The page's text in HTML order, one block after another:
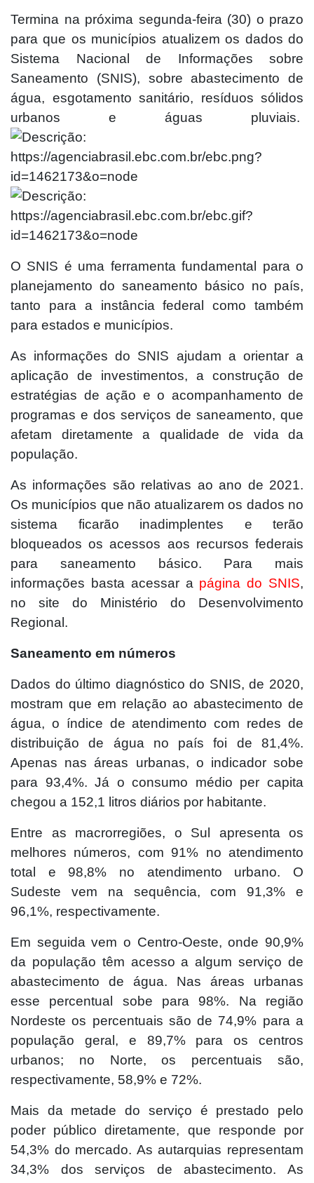
Termina na próxima segunda-feira (30) o prazo
para que os municípios atualizem os dados do
Sistema Nacional de Informações sobre
Saneamento (SNIS), sobre abastecimento de
água, esgotamento sanitário, resíduos sólidos
urbanos e águas pluviais.
O SNIS é uma ferramenta fundamental para o
planejamento do saneamento básico no país,
tanto para a instância federal como também
para estados e municípios.
As informações do SNIS ajudam a orientar a
aplicação de investimentos, a construção de
estratégias de ação e o acompanhamento de
programas e dos serviços de saneamento, que
afetam diretamente a qualidade de vida da
população.
As informações são relativas ao ano de 2021.
Os municípios que não atualizarem os dados no
sistema ficarão inadimplentes e terão
bloqueados os acessos aos recursos federais
para saneamento básico. Para mais
informações basta acessar a página do SNIS,
no site do Ministério do Desenvolvimento
Regional.
Saneamento em números
Dados do último diagnóstico do SNIS, de 2020,
mostram que em relação ao abastecimento de
água, o índice de atendimento com redes de
distribuição de água no país foi de 81,4%.
Apenas nas áreas urbanas, o indicador sobe
para 93,4%. Já o consumo médio per capita
chegou a 152,1 litros diários por habitante.
Entre as macrorregiões, o Sul apresenta os
melhores números, com 91% no atendimento
total e 98,8% no atendimento urbano. O
Sudeste vem na sequência, com 91,3% e
96,1%, respectivamente.
Em seguida vem o Centro-Oeste, onde 90,9%
da população têm acesso a algum serviço de
abastecimento de água. Nas áreas urbanas
esse percentual sobe para 98%. Na região
Nordeste os percentuais são de 74,9% para a
população geral, e 89,7% para os centros
urbanos; no Norte, os percentuais são,
respectivamente, 58,9% e 72%.
Mais da metade do serviço é prestado pelo
poder público diretamente, que responde por
54,3% do mercado. As autarquias representam
34,3% dos serviços de abastecimento. As